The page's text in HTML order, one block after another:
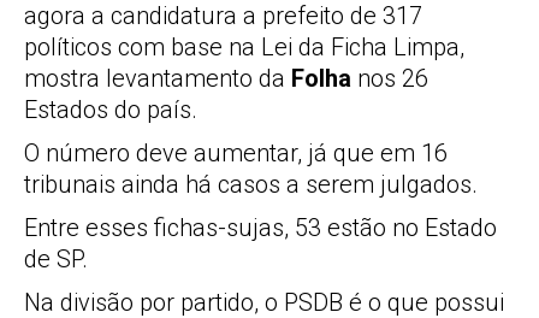
agora a candidatura a prefeito de 317
políticos com base na Lei da Ficha Limpa,
mostra levantamento da Folha nos 26
Estados do país.
O número deve aumentar, já que em 16
tribunais ainda há casos a serem julgados.
Entre esses fichas-sujas, 53 estão no Estado
de SP.
Na divisão por partido, o PSDB é o que possui